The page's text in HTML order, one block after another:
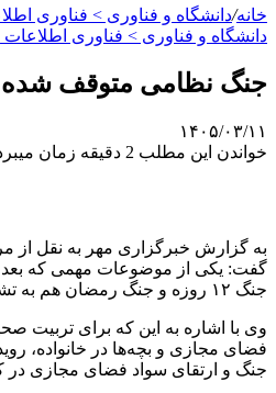
خانه/دانشگاه و فناوری > فناوری
دانشگاه و فناوری > فناوری اطلاعات
جنگ نظامی متوقف شده
۱۴۰۵/۰۳/۱۱
خواندن این مطلب 2 دقیقه زمان میبرد
به گزارش خبرگزاری مهر به نقل
گفت: یکی از موضوعات مهمی که بعد
جنگ ۱۲ روزه و جنگ رمضان هم به تشدید آن کمک کرده و فضای مجازی را به فضایی تعاملی میان خانواده ها چه از نظر آموزشی و چه از نظر تفریحی و پیگیری اخبار تبدیل کرد.
وی با اشاره به این که برای تربیت
فضای مجازی و بچه‌ها در خانواده،
جنگ و ارتقای سواد فضای مجازی